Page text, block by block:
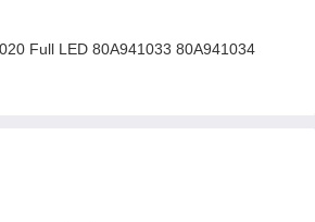
Full LED 80A941033 80A941034